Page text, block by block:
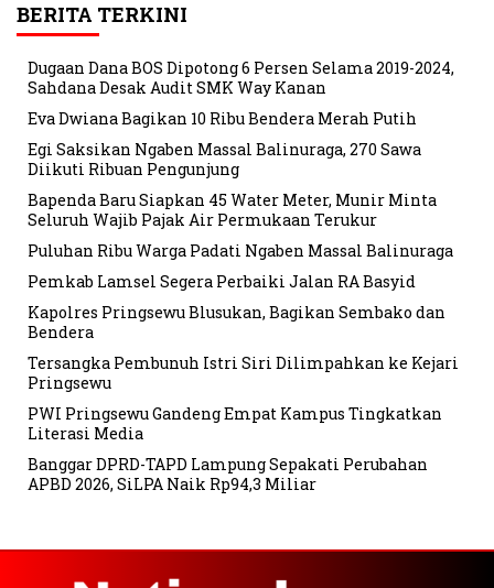
BERITA TERKINI
Dugaan Dana BOS Dipotong 6 Persen Selama 2019-2024,
Sahdana Desak Audit SMK Way Kanan
Eva Dwiana Bagikan 10 Ribu Bendera Merah Putih
Egi Saksikan Ngaben Massal Balinuraga, 270 Sawa
Diikuti Ribuan Pengunjung
Bapenda Baru Siapkan 45 Water Meter, Munir Minta
Seluruh Wajib Pajak Air Permukaan Terukur
Puluhan Ribu Warga Padati Ngaben Massal Balinuraga
Pemkab Lamsel Segera Perbaiki Jalan RA Basyid
Kapolres Pringsewu Blusukan, Bagikan Sembako dan
Bendera
Tersangka Pembunuh Istri Siri Dilimpahkan ke Kejari
Pringsewu
PWI Pringsewu Gandeng Empat Kampus Tingkatkan
Literasi Media
Banggar DPRD-TAPD Lampung Sepakati Perubahan
APBD 2026, SiLPA Naik Rp94,3 Miliar